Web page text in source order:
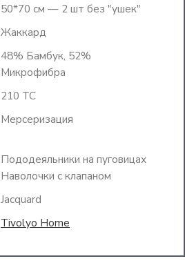
50*70 см — 2 шт без "ушек"
Жаккард
48% Бамбук, 52%
Микрофибра
210 TC
Мерсеризация
Пододеяльники на пуговицах
Наволочки с клапаном
Jacquard
Tivolyo Home